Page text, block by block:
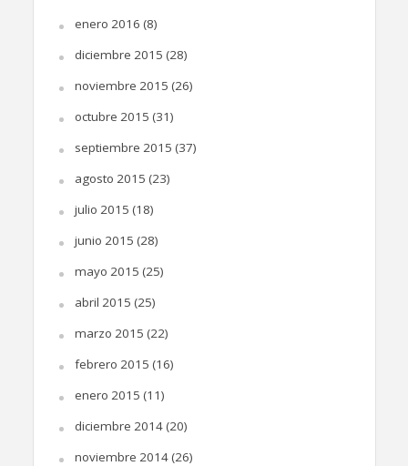
enero 2016 (8)
diciembre 2015 (28)
noviembre 2015 (26)
octubre 2015 (31)
septiembre 2015 (37)
agosto 2015 (23)
julio 2015 (18)
junio 2015 (28)
mayo 2015 (25)
abril 2015 (25)
marzo 2015 (22)
febrero 2015 (16)
enero 2015 (11)
diciembre 2014(20)
noviembre 2014(26)